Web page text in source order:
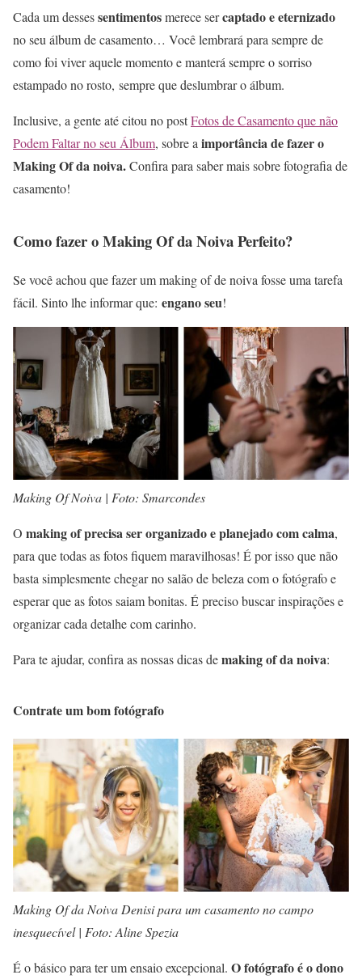
Cada um dessessentimentosmerece sercaptado e eternizado
no seu álbum de casamento… Você lembrará para sempre de
como foi viver aquele momento e manterá sempre o sorriso
estampado no rosto, sempre que deslumbrar o álbum.
Inclusive, a gente até citou no postFotos de Casamento que não
Podem Faltar no seu Álbum, sobre a importância de fazer o
Making Of da noiva.Confira para saber mais sobre fotografia de
casamento!
Como fazer o Making Of da Noiva Perfeito?
Se você achou que fazer um making of de noiva fosse uma tarefa
fácil. Sinto lhe informar que: engano seu!
Making Of Noiva | Foto: Smarcondes
O making of precisa ser organizado e planejado com calma,
para que todas as fotos fiquem maravilhosas! É por isso que não
basta simplesmente chegar no salão de beleza com o fotógrafo e
esperar que as fotos saiam bonitas. É preciso buscar inspirações e
organizar cada detalhe com carinho.
Para te ajudar, confira as nossas dicas demaking of da noiva:
Contrate um bom fotógrafo
Making Of da Noiva Denisi para um casamento no campo
inesquecível | Foto: Aline Spezia
É o básico para ter um ensaio excepcional. O fotógrafo é o dono